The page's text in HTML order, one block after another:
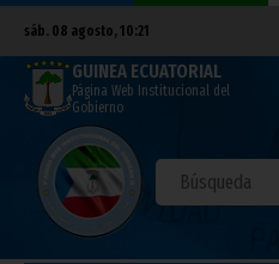
sáb. 08 agosto, 10:21
GUINEA ECUATORIAL
Página Web Institucional del
Gobierno